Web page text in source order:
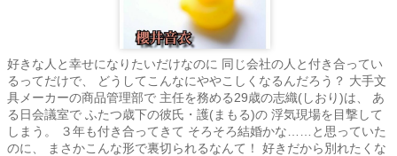
好きな人と幸せになりたいだけなのに 同じ会社の人と付き合ってい
るってだけで、 どうしてこんなにややこしくなるんだろう？ 大手文
具メーカーの商品管理部で 主任を務める29歳の志織(しおり)は、 あ
る日会議室で ふたつ歳下の彼氏・護(まもる)の 浮気現場を目撃して
しまう。 ３年も付き合ってきて そろそろ結婚かな……と思っていた
のに、 まさかこんな形で裏切られるなんて！ 好きだから別れたくな